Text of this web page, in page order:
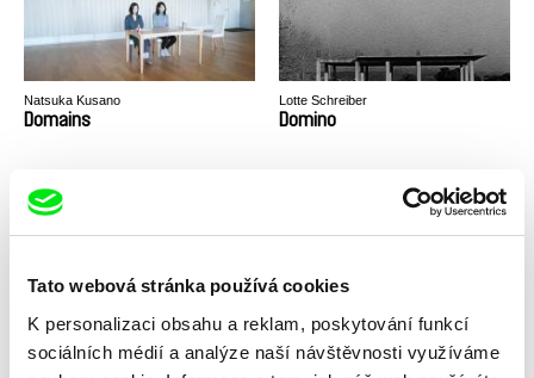
Tato webová stránka používá cookies
K personalizaci obsahu a reklam, poskytování funkcí
sociálních médií a analýze naší návštěvnosti využíváme
Natsuka Kusano
Domains
Lotte Schreiber
Domino
Margareta Hruza
Domov
Sergei Loznitsa
Dopis